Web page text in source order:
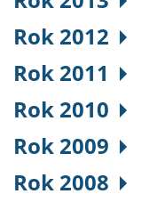
Rok 2012
Rok 2011
Rok 2010
Rok 2009
Rok 2008